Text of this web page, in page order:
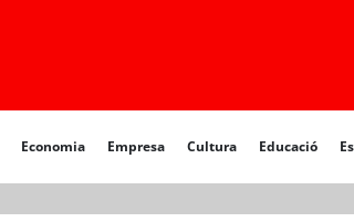
Economia Empresa Cultura Educació